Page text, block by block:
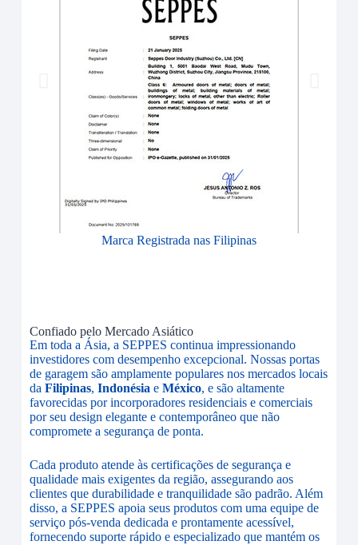
Marca Registrada nas Filipinas
Confiado pelo Mercado Asiático
Em toda a Ásia, a SEPPES continua impressionando
investidores com desempenho excepcional. Nossas portas
de garagem são amplamente populares nos mercados locais
da Filipinas, Indonésia e México, e são altamente
favorecidas por incorporadores residenciais e comerciais
por seu design elegante e contemporâneo que não
compromete a segurança de ponta.
Cada produto atende às certificações de segurança e
qualidade mais exigentes da região, assegurando aos
clientes que durabilidade e tranquilidade são padrão. Além
disso, a SEPPES apoia seus produtos com uma equipe de
serviço pós-venda dedicada e prontamente acessível,
fornecendo suporte rápido e especializado que mantém os